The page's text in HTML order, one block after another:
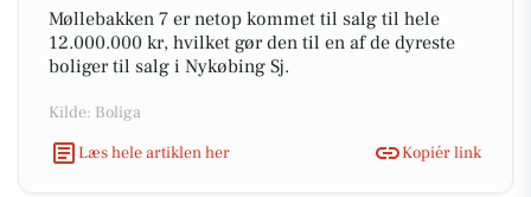
Møllebakken 7 er netop kommet til salg til hele
12.000.000 kr, hvilket gør den til en af de dyreste
boliger til salg i Nykøbing Sj.
Kilde: Boliga
Læs hele artiklen her
Kopiér link